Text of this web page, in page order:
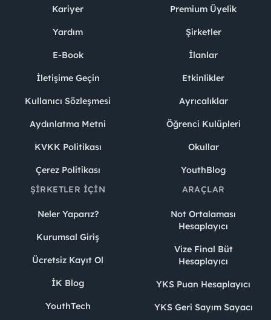
Kariyer
Yardım
E-Book
İletişime Geçin
Kullanıcı Sözleşmesi
Aydınlatma Metni
KVKK Politikası
Çerez Politikası
Premium Üyelik
Şirketler
İlanlar
Etkinlikler
Ayrıcalıklar
Öğrenci Kulüpleri
Okullar
YouthBlog
ŞIRKETLER İÇIN
Neler Yaparız?
Kurumsal Giriş
Ücretsiz Kayıt Ol
İK Blog
YouthTech
ARAÇLAR
Not Ortalaması
Hesaplayıcı
Vize Final Büt
Hesaplayıcı
YKS Puan Hesaplayıcı
YKS Geri Sayım Sayacı